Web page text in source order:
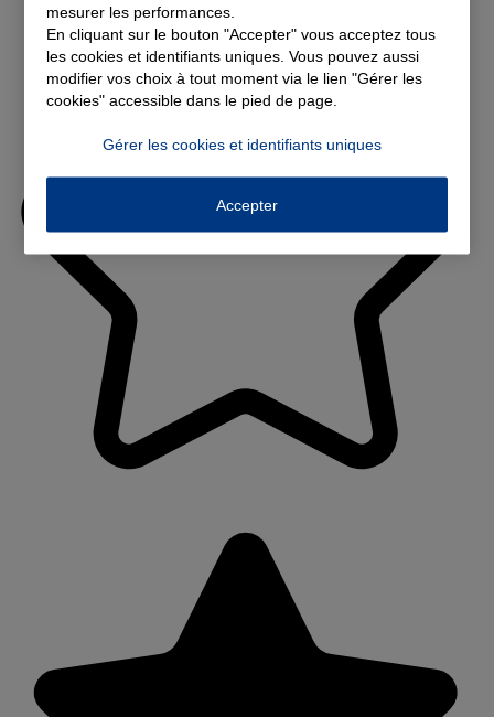
mesurer les performances.
En cliquant sur le bouton "Accepter" vous acceptez tous
les cookies et identifiants uniques. Vous pouvez aussi
modifier vos choix à tout moment via le lien "Gérer les
cookies" accessible dans le pied de page.
Gérer les cookies et identifiants uniques
Accepter